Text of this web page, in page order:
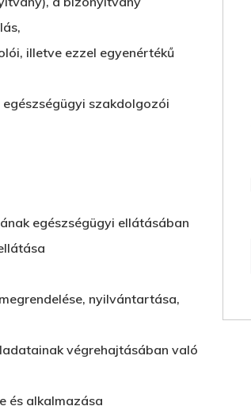
illetve ezzel egyenértékű
szakdolgozói
egészségügyi ellátásában
nyilvántartása,
végrehajtásában való
és alkalmazása